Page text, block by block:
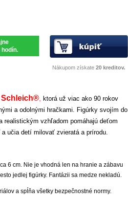
Nákupom získate 20 kreditov.
Schleich®,
ktorá už viac ako 90 rokov
a odolnými hračkami. Figúrky svojím do
realistickým vzhľadom pomáhajú deťom
učia detí milovať zvieratá a prírodu.
6 cm. Nie je vhodná len na hranie a zábavu
jedlej figúrky. Fantázii sa medze nekladú.
a spĺňa všetky bezpečnostné normy.